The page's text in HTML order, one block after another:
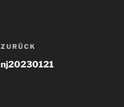
Beitragsnavigation
Vorheriger
Beitrag
ZURÜCK
nj20230121